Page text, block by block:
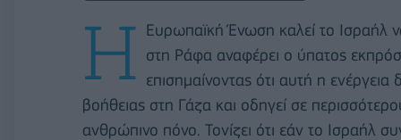
Η Ευρωπαϊκή Ένωση καλεί το Ισραήλ
στη Ράφα αναφέρει ο ύπατος
επισημαίνοντας ότι αυτή η
βοήθειας στη Γάζα και οδηγεί σε
ανθρώπινο πόνο. Τονίζει ότι εάν το Ισραήλ